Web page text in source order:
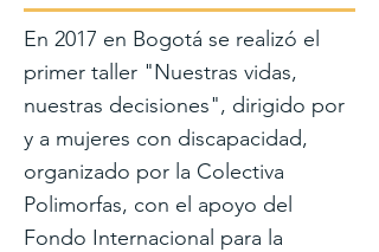
En 2017 en Bogotá se realizó el
primer taller "Nuestras vidas,
nuestras decisiones", dirigido por
y a mujeres con discapacidad,
organizado por la Colectiva
Polimorfas, con el apoyo del
Fondo Internacional para la